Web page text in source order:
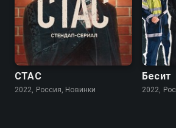
СТАС
2022, Россия, Новинки
Бесит
2022,